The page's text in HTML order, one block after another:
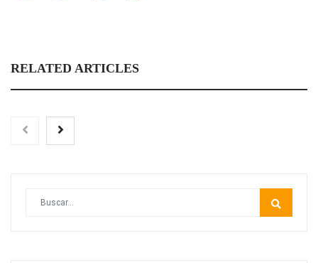
RELATED ARTICLES
Toro Tapas inaugura su Raw Bar: una experiencia desde
mediodía hasta el anochecer con cocina abierta